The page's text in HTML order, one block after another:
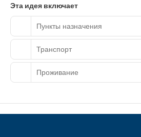
Эта идея включает
Пункты назначения
Транспорт
Проживание